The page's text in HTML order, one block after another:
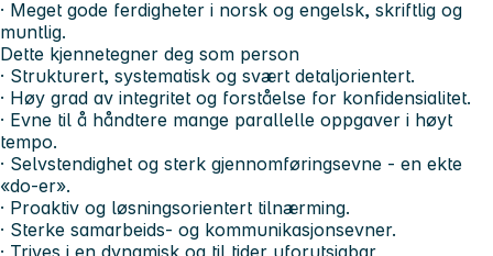
· Meget gode ferdigheter i norsk og engelsk, skriftlig og
muntlig.
Dette kjennetegner deg som person
· Strukturert, systematisk og svært detaljorientert.
· Høy grad av integritet og forståelse for konfidensialitet.
· Evne til å håndtere mange parallelle oppgaver i høyt
tempo.
· Selvstendighet og sterk gjennomføringsevne - en ekte
«do-er».
· Proaktiv og løsningsorientert tilnærming.
· Sterke samarbeids- og kommunikasjonsevner.
· Trives i en dynamisk og til tider uforutsigbar